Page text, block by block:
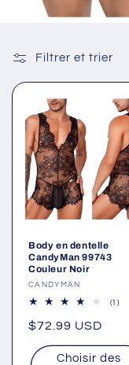
Filtrer et trier
Body en dentelle
CandyMan 99743
Couleur Noir
Fournisseur :
CANDYMAN
(1)1
Prix
habituel
$72.99 USD
Choisir des